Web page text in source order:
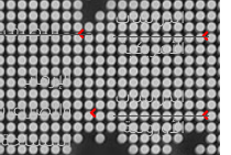
الدراسات
الأمريكية
الدراسات
الأوروبية
التطرف
الإرهاب
والصراعات
المسلحة